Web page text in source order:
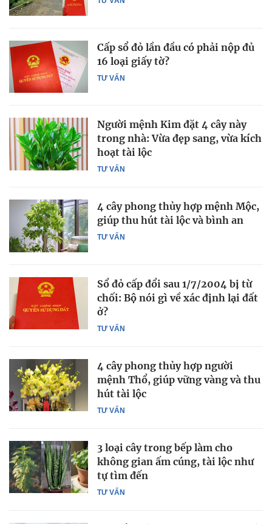
TƯ VẤN
Cấp sổ đỏ lần đầu có phải nộp đủ
16 loại giấy tờ?
TƯ VẤN
Người mệnh Kim đặt 4 cây này
trong nhà: Vừa đẹp sang, vừa kích
hoạt tài lộc
TƯ VẤN
4 cây phong thủy hợp mệnh Mộc,
giúp thu hút tài lộc và bình an
TƯ VẤN
Sổ đỏ cấp đổi sau 1/7/2004 bị từ
chối: Bộ nói gì về xác định lại đất
ở?
TƯ VẤN
4 cây phong thủy hợp người
mệnh Thổ, giúp vững vàng và thu
hút tài lộc
TƯ VẤN
3 loại cây trong bếp làm cho
không gian ấm cúng, tài lộc như
tự tìm đến